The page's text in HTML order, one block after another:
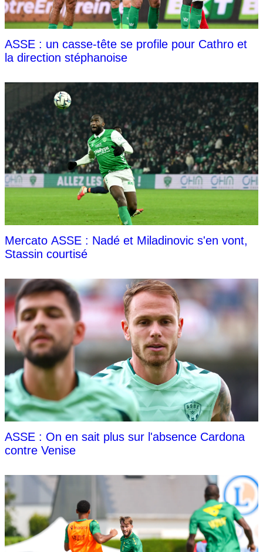
ASSE : un casse-tête se profile pour Cathro et
la direction stéphanoise
Mercato ASSE : Nadé et Miladinovic s'en vont,
Stassin courtisé
ASSE : On en sait plus sur l'absence Cardona
contre Venise